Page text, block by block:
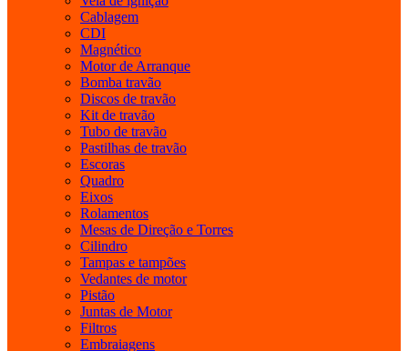
Cablagem
CDI
Magnético
Motor de Arranque
Bomba travão
Discos de travão
Kit de travão
Tubo de travão
Pastilhas de travão
Escoras
Quadro
Eixos
Rolamentos
Mesas de Direção e Torres
Cilindro
Tampas e tampões
Vedantes de motor
Pistão
Juntas de Motor
Filtros
Embraiagens